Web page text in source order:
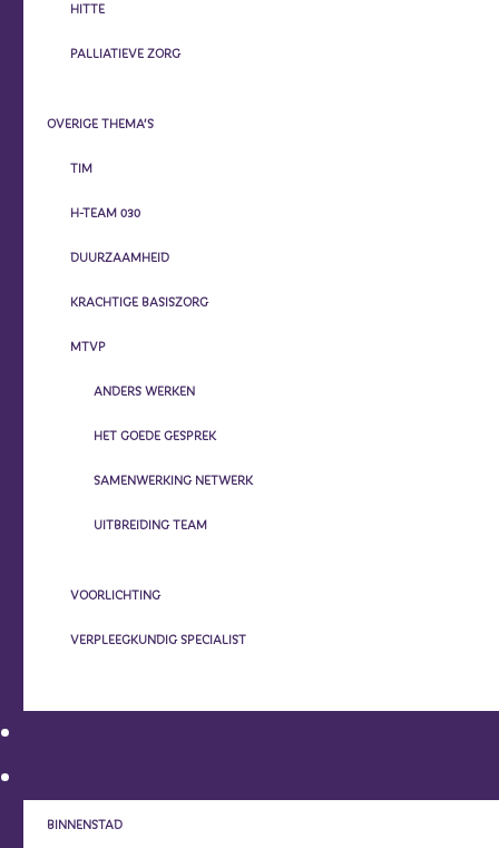
HITTE
PALLIATIEVE ZORG
OVERIGE THEMA’S
TIM
H-TEAM 030
DUURZAAMHEID
KRACHTIGE BASISZORG
MTVP
ANDERS WERKEN
HET GOEDE GESPREK
SAMENWERKING NETWERK
UITBREIDING TEAM
VOORLICHTING
VERPLEEGKUNDIG SPECIALIST
BINNENSTAD